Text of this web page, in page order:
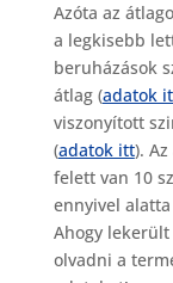
Azóta az
a legkisebb
beruházások
átlag (adatok
viszonyított
(adatok itt).
felett van 10
ennyivel alatta
Ahogy
olvadni a